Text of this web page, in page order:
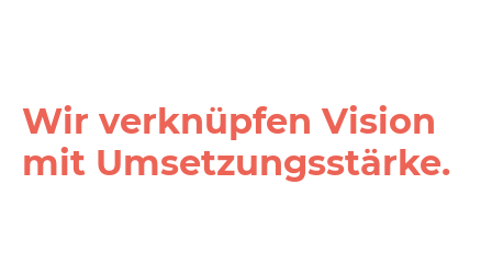
Wir verknüpfen Vision
mit Umsetzungs­stärke.